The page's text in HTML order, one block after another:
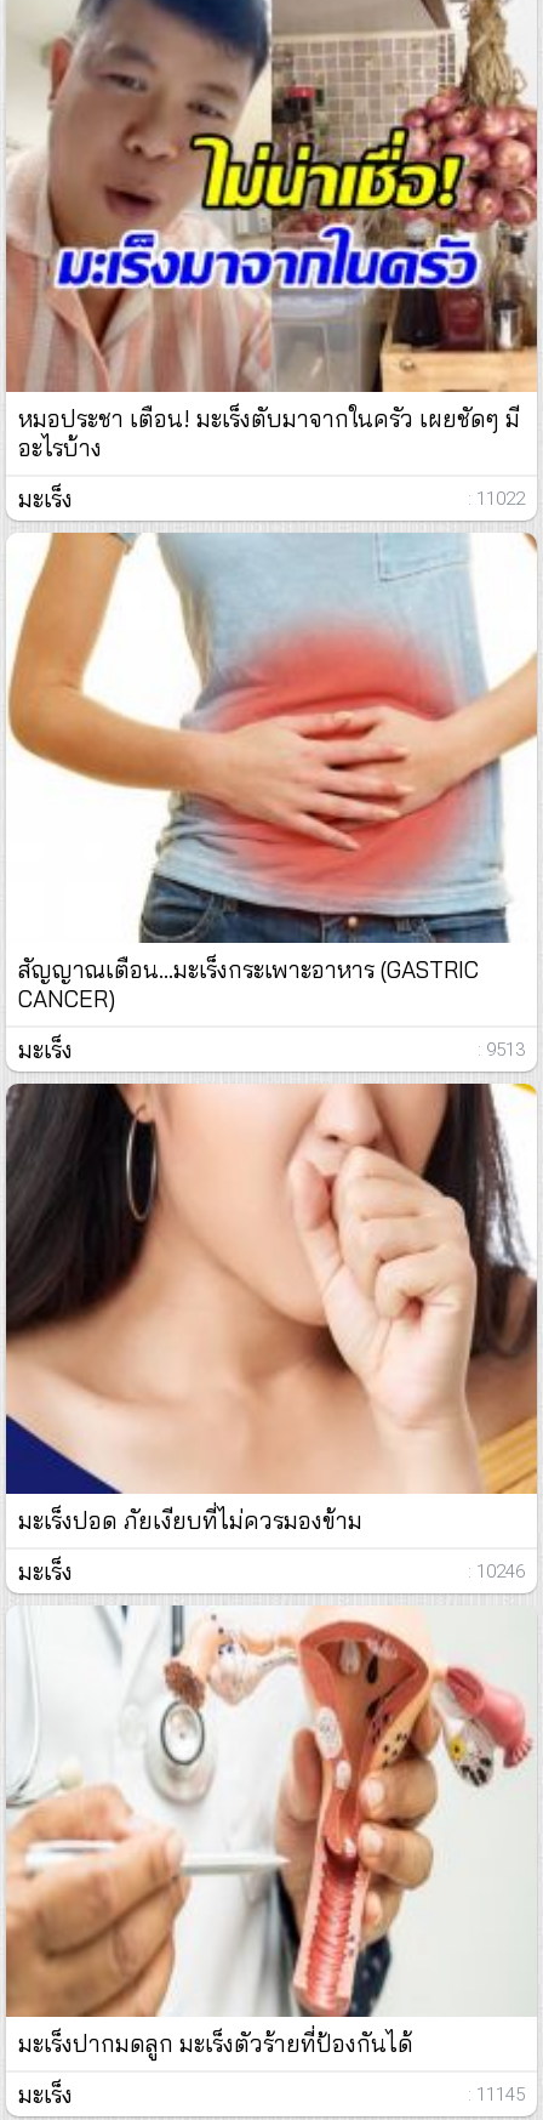
หมอประชา เตือน! มะเร็งตับมาจากในครัว เผยชัดๆ มี
อะไรบ้าง
มะเร็ง
: 11022
สัญญาณเตือน...มะเร็งกระเพาะอาหาร (GASTRIC
CANCER)
มะเร็ง
: 9513
มะเร็งปอด ภัยเงียบที่ไม่ควรมองข้าม
มะเร็ง
: 10246
มะเร็งปากมดลูก มะเร็งตัวร้ายที่ป้องกันได้
มะเร็ง
: 11145